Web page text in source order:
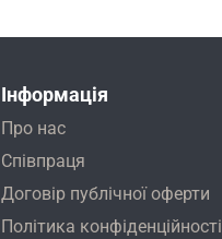
Інформація
Про нас
Співпраця
Договір публічної оферти
Політика конфіденційності